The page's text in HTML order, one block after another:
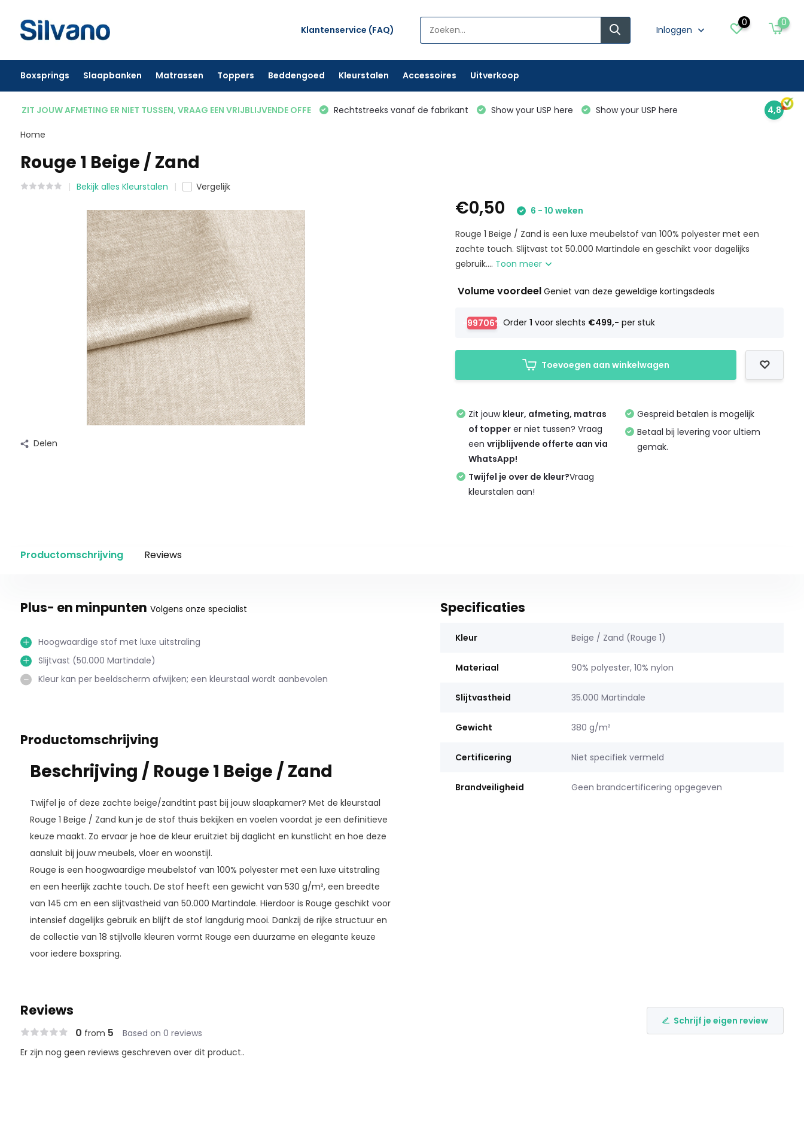
Klantenservice (FAQ) Inloggen
0 0
Boxsprings Slaapbanken Matrassen Toppers Beddengoed Kleurstalen Accessoires Uitverkoop
ZIT JOUW AFMETING ER NIET TUSSEN, VRAAG EEN VRIJBLIJVENDE OFFE Rechtstreeks vanaf de fabrikant Show your USP here Show your USP here 4,8
Home
Rouge 1 Beige / Zand
Bekijk alles Kleurstalen Vergelijk
Delen
€0,50
6 - 10 weken
Rouge 1 Beige / Zand is een luxe meubelstof van 100% polyester met een
zachte touch. Slijtvast tot 50.000 Martindale en geschikt voor dagelijks
gebruik.... Toon meer
Volume voordeelGeniet van deze geweldige kortingsdeals
-99706% Order1 voor slechts €499,- per stuk
Toevoegen aan winkelwagen
Zit jouw kleur, afmeting, matras
of topper er niet tussen? Vraag
eenvrijblijvende offerte aan via
WhatsApp!
Twijfel je over de kleur?Vraag
kleurstalen aan!
Gespreid betalen is mogelijk
Betaal bij levering voor ultiem
gemak.
Productomschrijving Reviews
Plus- en minpunten Volgens onze specialist
Hoogwaardige stof met luxe uitstraling
Slijtvast (50.000 Martindale)
Kleur kan per beeldscherm afwijken; een kleurstaal wordt aanbevolen
Productomschrijving
Beschrijving / Rouge 1 Beige / Zand
Twijfel je of deze zachte beige/zandtint past bij jouw slaapkamer? Met de kleurstaal
Rouge 1 Beige / Zand kun je de stof thuis bekijken en voelen voordat je een definitieve
keuze maakt. Zo ervaar je hoe de kleur eruitziet bij daglicht en kunstlicht en hoe deze
aansluit bij jouw meubels, vloer en woonstijl.
Rouge is een hoogwaardige meubelstof van 100% polyester met een luxe uitstraling
en een heerlijk zachte touch. De stof heeft een gewicht van 530 g/m², een breedte
van 145 cm en een slijtvastheid van 50.000 Martindale. Hierdoor is Rouge geschikt voor
intensief dagelijks gebruik en blijft de stof langdurig mooi. Dankzij de rijke structuur en
de collectie van 18 stijlvolle kleuren vormt Rouge een duurzame en elegante keuze
voor iedere boxspring.
Specificaties
Kleur Beige / Zand (Rouge 1)
Materiaal 90% polyester, 10% nylon
Slijtvastheid 35.000 Martindale
Gewicht 380 g/m²
Certificering Niet specifiek vermeld
Brandveiligheid Geen brandcertificering opgegeven
Reviews
0 from 5 Based on 0 reviews
Schrijf je eigen review
Er zijn nog geen reviews geschreven over dit product..